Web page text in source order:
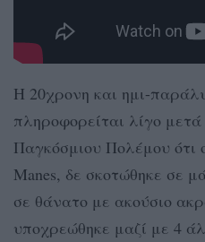
Η 20χρονη και ημι-
πληροφορείται λίγο
Παγκόσμιου Πολέμου ότι
Manes, δε σκοτώθηκε σε
σε θάνατο με ακούσιο
υποχρεώθηκε μαζί με 4